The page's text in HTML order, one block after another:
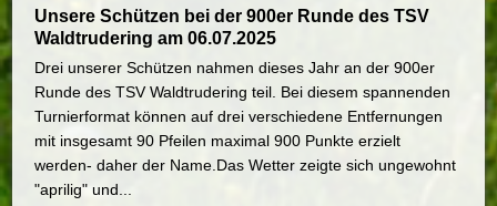
Unsere Schützen bei der 900er Runde des TSV
Waldtrudering am 06.07.2025
Drei unserer Schützen nahmen dieses Jahr an der 900er
Runde des TSV Waldtrudering teil. Bei diesem spannenden
Turnierformat können auf drei verschiedene Entfernungen
mit insgesamt 90 Pfeilen maximal 900 Punkte erzielt
werden- daher der Name.Das Wetter zeigte sich ungewohnt
"aprilig" und...